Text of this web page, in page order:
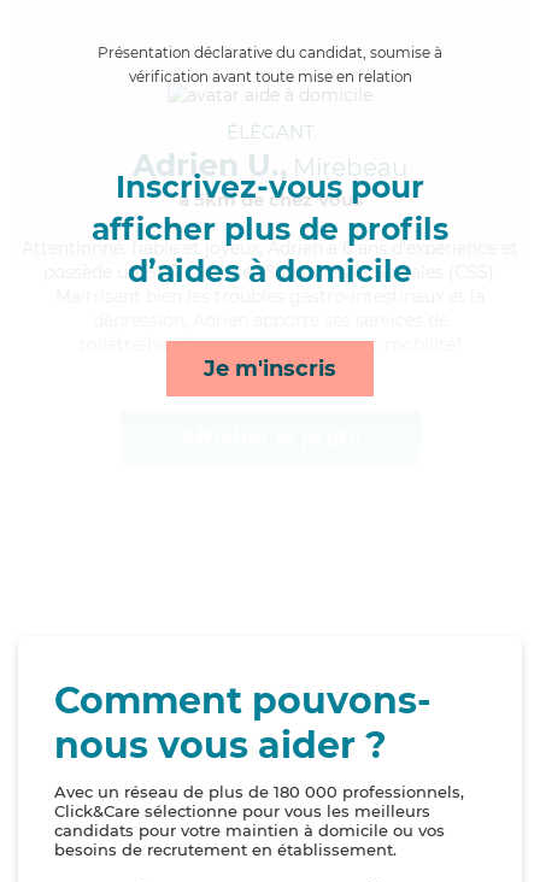
Présentation déclarative du candidat, soumise à
vérification avant toute mise en relation
Inscrivez-vous pour
afficher plus de profils
d’aides à domicile
Je m'inscris
ÉLÉGANT
Adrien U., Mirebeau
à 5km de chez Vous
, fiable et joyeux, Adrien a 6 ans d'expérience et
possède un BEP Carrières Sanitaires et Sociales (CSS).
toilette/habillage, repas, activités et mobilité*
Comment pouvons-
nous vous aider ?
Avec un réseau de plus de 180 000 professionnels,
Click&Care sélectionne pour vous les meilleurs
candidats pour votre maintien à domicile ou vos
besoins de recrutement en établissement.